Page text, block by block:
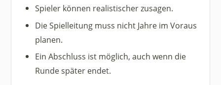
Spieler können realistischer zusagen.
Die Spielleitung muss nicht Jahre im Voraus
planen.
Ein Abschluss ist möglich, auch wenn die
Runde später endet.